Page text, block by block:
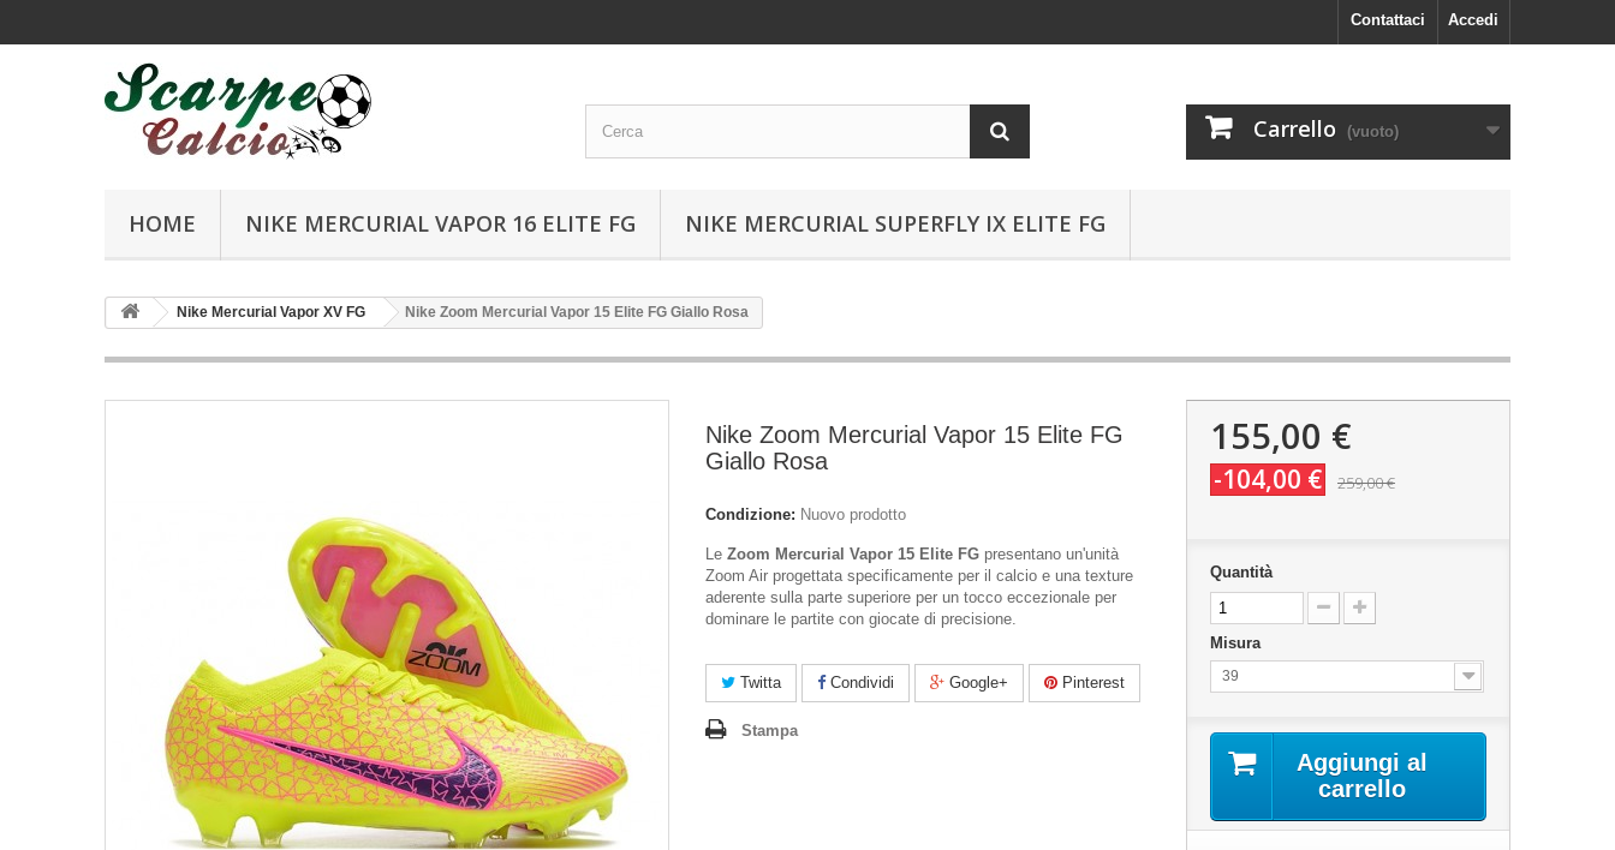
Accedi
Contattaci
Carrello (vuoto)
HOME NIKE MERCURIAL VAPOR 16 ELITE FG NIKE MERCURIAL SUPERFLY IX ELITE FG
Nike Mercurial Vapor XV FG Nike Zoom Mercurial Vapor 15 Elite FG Giallo Rosa
Nike Zoom Mercurial Vapor 15 Elite FG
Giallo Rosa
Condizione: Nuovo prodotto
Le Zoom Mercurial Vapor 15 Elite FG presentano un'unità
Zoom Air progettata specificamente per il calcio e una texture
aderente sulla parte superiore per un tocco eccezionale per
dominare le partite con giocate di precisione.
Twitta Condividi Google+ Pinterest
Stampa
155,00 €
-104,00 € 259,00 €
Quantità
Misura
39
Aggiungi al
carrello